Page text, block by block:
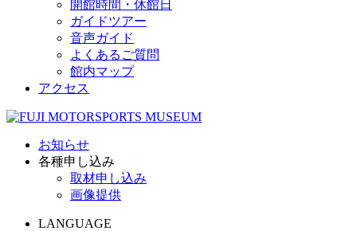
開館時間・休館日
ガイドツアー
音声ガイド
よくあるご質問
館内マップ
アクセス
お知らせ
各種申し込み
取材申し込み
画像提供
LANGUAGE